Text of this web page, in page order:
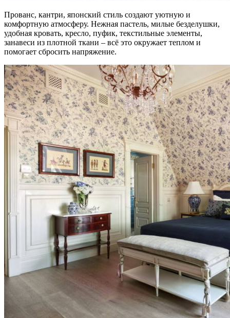
Прованс, кантри, японский стиль создают уютную и
комфортную атмосферу. Нежная пастель, милые безделушки,
удобная кровать, кресло, пуфик, текстильные элементы,
занавеси из плотной ткани – всё это окружает теплом и
помогает сбросить напряжение.